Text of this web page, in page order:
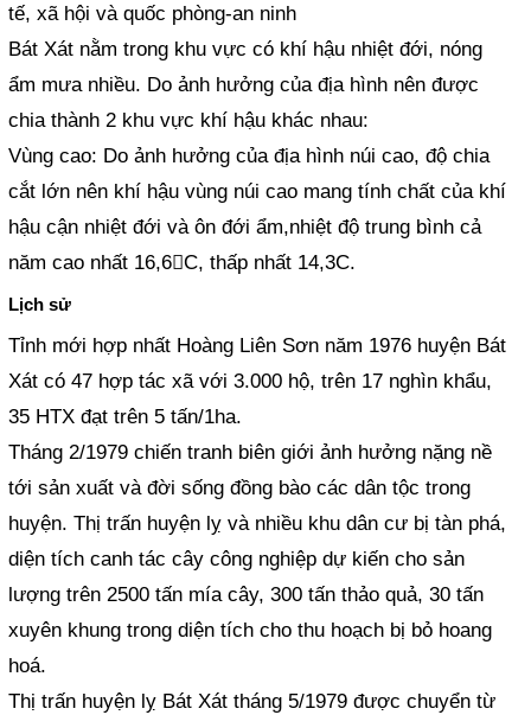
tế, xã hội và quốc phòng-an ninh
Bát Xát nằm trong khu vực có khí hậu nhiệt đới, nóng
ẩm mưa nhiều. Do ảnh hưởng của địa hình nên được
chia thành 2 khu vực khí hậu khác nhau:
Vùng cao: Do ảnh hưởng của địa hình núi cao, độ chia
cắt lớn nên khí hậu vùng núi cao mang tính chất của khí
hậu cận nhiệt đới và ôn đới ẩm,nhiệt độ trung bình cả
năm cao nhất 16,6C, thấp nhất 14,3C.
Lịch sử
Tỉnh mới hợp nhất Hoàng Liên Sơn năm 1976 huyện Bát
Xát có 47 hợp tác xã với 3.000 hộ, trên 17 nghìn khẩu,
35 HTX đạt trên 5 tấn/1ha.
Tháng 2/1979 chiến tranh biên giới ảnh hưởng nặng nề
tới sản xuất và đời sống đồng bào các dân tộc trong
huyện. Thị trấn huyện lỵ và nhiều khu dân cư bị tàn phá,
diện tích canh tác cây công nghiệp dự kiến cho sản
lượng trên 2500 tấn mía cây, 300 tấn thảo quả, 30 tấn
xuyên khung trong diện tích cho thu hoạch bị bỏ hoang
hoá.
Thị trấn huyện lỵ Bát Xát tháng 5/1979 được chuyển từ